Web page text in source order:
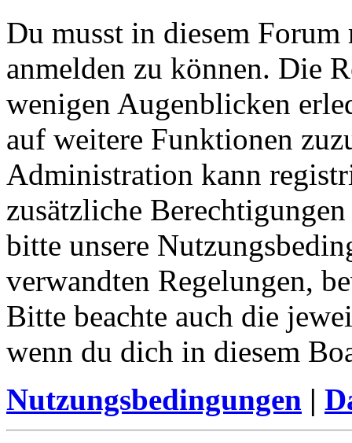
Du musst in diesem
anmelden zu können. Die
wenigen Augenblicken
auf weitere Funktionen
Administration kann
zusätzliche
bitte unsere
verwandten Regelungen,
Bitte beachte auch die
wenn du dich in diesem
Nutzungsbedingungen |